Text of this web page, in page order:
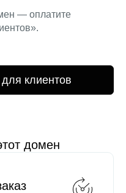
— оплатите
клиентов
домен